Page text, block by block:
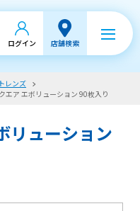
ログイン 店舗検索
レンズ
エア エボリューション 90枚入り
リューション